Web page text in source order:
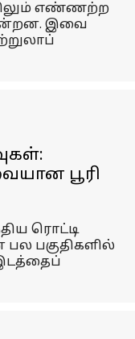
எண்ணற்ற
இவை
பூரி
ரொட்டி
பகுதிகளில்